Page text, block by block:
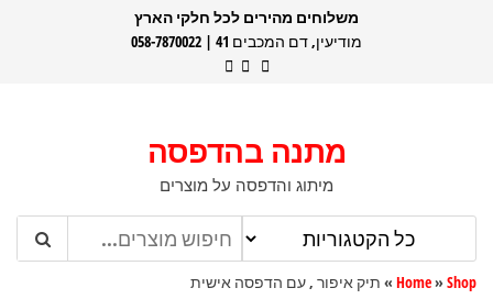
משלוחים מהירים לכל חלקי הארץ
מודיעין, דם המכבים 41 | 058-7870022
מתנה בהדפסה
מיתוג והדפסה על מוצרים
Home» Shop
» תיק איפור , עם הדפסה אישית